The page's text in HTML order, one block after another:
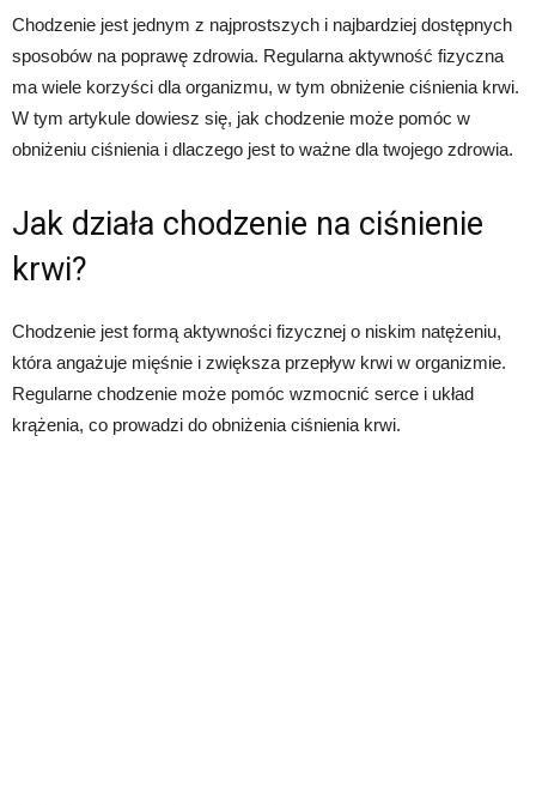
Chodzenie jest jednym z najprostszych i najbardziej dostępnych
sposobów na poprawę zdrowia. Regularna aktywność fizyczna
ma wiele korzyści dla organizmu, w tym obniżenie ciśnienia krwi.
W tym artykule dowiesz się, jak chodzenie może pomóc w
obniżeniu ciśnienia i dlaczego jest to ważne dla twojego zdrowia.
Jak działa chodzenie na ciśnienie
krwi?
Chodzenie jest formą aktywności fizycznej o niskim natężeniu,
która angażuje mięśnie i zwiększa przepływ krwi w organizmie.
Regularne chodzenie może pomóc wzmocnić serce i układ
krążenia, co prowadzi do obniżenia ciśnienia krwi.